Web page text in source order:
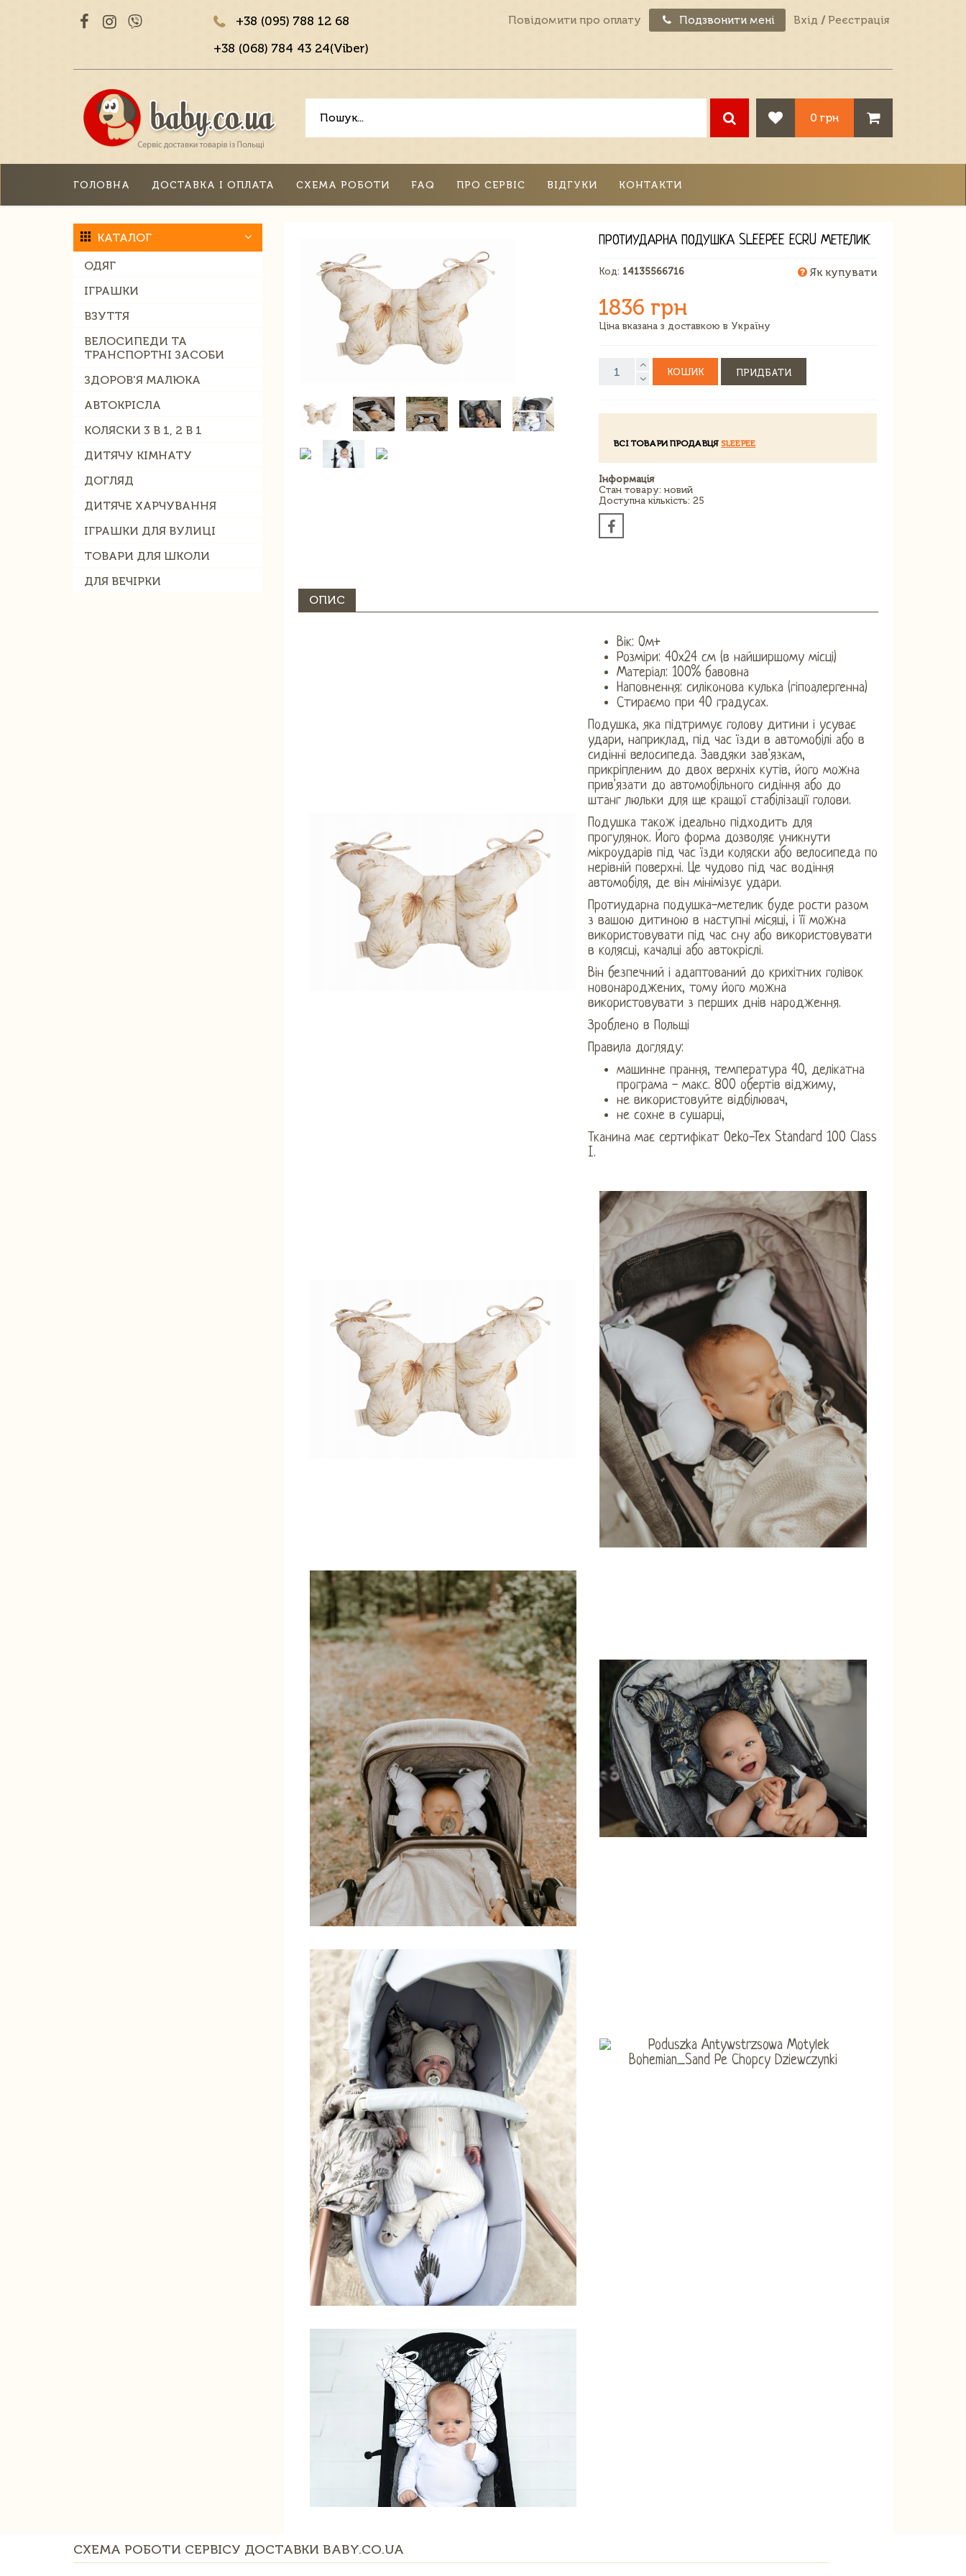
+38 (095) 788 12 68
+38 (068) 784 43 24(Viber)
Повідомити про оплату Подзвонити мені Вхід / Реєстрація
0 грн
ГОЛОВНА ДОСТАВКА І ОПЛАТА СХЕМА РОБОТИ FAQ ПРО СЕРВІС ВІДГУКИ КОНТАКТИ
КАТАЛОГ
ОДЯГ
ІГРАШКИ
ВЗУТТЯ
ВЕЛОСИПЕДИ ТА
ТРАНСПОРТНІ ЗАСОБИ
ЗДОРОВ'Я МАЛЮКА
АВТОКРІСЛА
КОЛЯСКИ 3 В 1, 2 В 1
ДИТЯЧУ КІМНАТУ
ДОГЛЯД
ДИТЯЧЕ ХАРЧУВАННЯ
ІГРАШКИ ДЛЯ ВУЛИЦІ
ТОВАРИ ДЛЯ ШКОЛИ
ДЛЯ ВЕЧІРКИ
ПРОТИУДАРНА ПОДУШКА SLEEPEE ECRU МЕТЕЛИК
Код: 14135566716 Як купувати
1836 грн
Ціна вказана з доставкою в Україну
КОШИК ПРИДБАТИ
ВСІ ТОВАРИ ПРОДАВЦЯSLEEPEE
Інформація
Стан товару: новий
Доступна кількість: 25
ОПИС
Вік: 0м+
Розміри: 40х24 см (в найширшому місці)
Матеріал: 100% бавовна
Наповнення: силіконова кулька (гіпоалергенна)
Стираємо при 40 градусах.
Подушка, яка підтримує голову дитини і усуває
удари, наприклад, під час їзди в автомобілі або в
сидінні велосипеда. Завдяки зав'язкам,
прикріпленим до двох верхніх кутів, його можна
прив'язати до автомобільного сидіння або до
штанг люльки для ще кращої стабілізації голови.
Подушка також ідеально підходить для
прогулянок. Його форма дозволяє уникнути
мікроударів під час їзди коляски або велосипеда по
нерівній поверхні. Це чудово під час водіння
автомобіля, де він мінімізує удари.
Протиударна подушка-метелик буде рости разом
з вашою дитиною в наступні місяці, і її можна
використовувати під час сну або використовувати
в колясці, качалці або автокріслі.
Він безпечний і адаптований до крихітних голівок
новонароджених, тому його можна
використовувати з перших днів народження.
Зроблено в Польщі
Правила догляду:
машинне прання, температура 40, делікатна
програма - макс. 800 обертів віджиму,
не використовуйте відбілювач,
не сохне в сушарці,
Тканина має сертифікат Oeko-Tex Standard 100 Class
I.
СХЕМА РОБОТИ СЕРВІСУ ДОСТАВКИ BABY.CO.UA